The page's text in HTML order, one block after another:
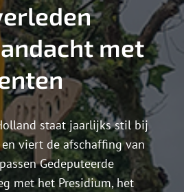
met
staat jaarlijks stil bij
viert de afschaffing van
Gedeputeerde
met het Presidium, het